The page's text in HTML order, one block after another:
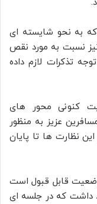
که به نحو شایسته ای
نسبت به مورد نقص
تذکرات لازم داده
کنونی محور های
عزیز به منظور
نظارت ها تا پایان
وضعیت قابل قبول است
داشت که در جلسه ای